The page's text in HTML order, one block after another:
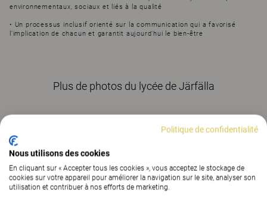
environnementaux, sociaux et liés à la qualité
• Un processus inclusif orienté sur la communication qui a favorisé
l’implication de chacun et garantit aujourd’hui le bien-être
Plus de photos du lycée de Järfälla
Politique de confidentialité
Nous utilisons des cookies
En cliquant sur « Accepter tous les cookies », vous acceptez le stockage de
cookies sur votre appareil pour améliorer la navigation sur le site, analyser son
utilisation et contribuer à nos efforts de marketing.